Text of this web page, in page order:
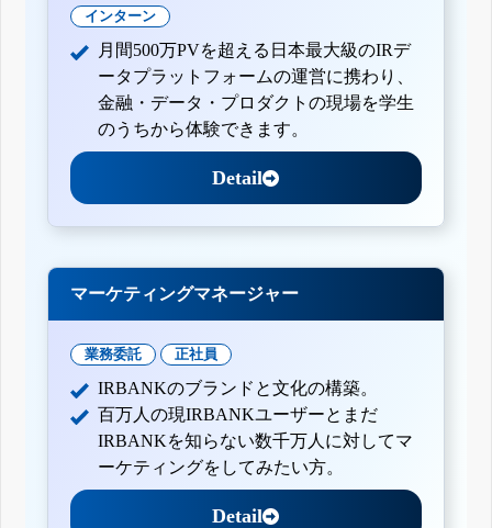
インターン
月間500万PVを超える日本最大級のIRデ
ータプラットフォームの運営に携わり、
金融・データ・プロダクトの現場を学生
のうちから体験できます。
Detail
マーケティングマネージャー
業務委託 正社員
IRBANKのブランドと文化の構築。
百万人の現IRBANKユーザーとまだ
IRBANKを知らない数千万人に対してマ
ーケティングをしてみたい方。
Detail